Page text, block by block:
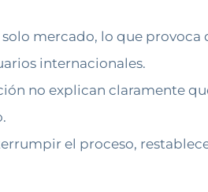
mercado, lo que
internacionales.
no explican claramente
el proceso,